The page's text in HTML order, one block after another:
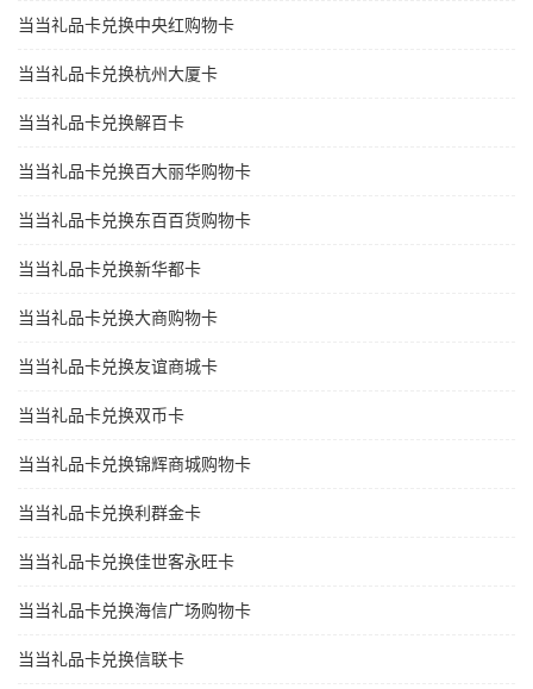
当当礼品卡兑换中央红购物卡
当当礼品卡兑换杭州大厦卡
当当礼品卡兑换解百卡
当当礼品卡兑换百大丽华购物卡
当当礼品卡兑换东百百货购物卡
当当礼品卡兑换新华都卡
当当礼品卡兑换大商购物卡
当当礼品卡兑换友谊商城卡
当当礼品卡兑换双币卡
当当礼品卡兑换锦辉商城购物卡
当当礼品卡兑换利群金卡
当当礼品卡兑换佳世客永旺卡
当当礼品卡兑换海信广场购物卡
当当礼品卡兑换信联卡